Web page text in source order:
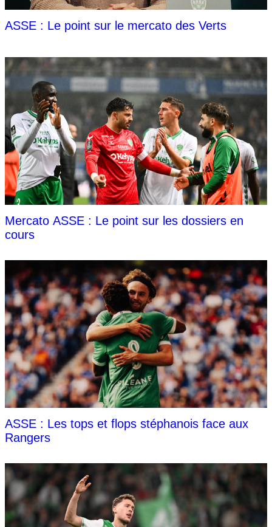
ASSE : Le point sur le mercato des Verts
Mercato ASSE : Le point sur les dossiers en
cours
ASSE : Les tops et flops stéphanois face aux
Rangers